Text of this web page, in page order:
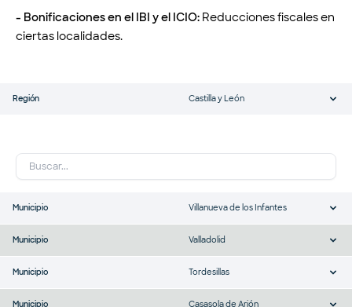
- Bonificaciones en el IBI y el ICIO: Reducciones fiscales en
ciertas localidades.
Región Castilla y León
Municipio Villanueva de los Infantes
Municipio Valladolid
Municipio Tordesillas
Municipio Casasola de Arión